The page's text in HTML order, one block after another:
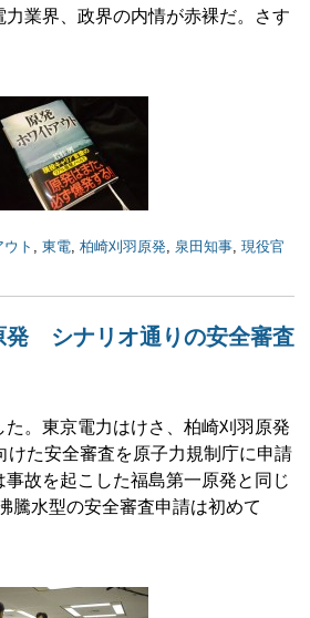
業界、政界の内情が赤裸だ。さす
ト , 東電, 柏崎刈羽原発, 泉田知事, 現役官
発 シナリオ通りの安全審査
。東京電力はけさ、柏崎刈羽原発
けた安全審査を原子力規制庁に申請
事故を起こした福島第一原発と同じ
騰水型の安全審査申請は初めて